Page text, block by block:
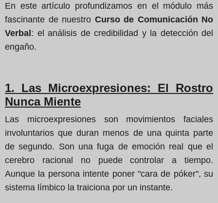
En este artículo profundizamos en el módulo más
fascinante de nuestro Curso de Comunicación No
Verbal: el análisis de credibilidad y la detección del
engaño.
1. Las Microexpresiones: El Rostro
Nunca Miente
Las microexpresiones son movimientos faciales
involuntarios que duran menos de una quinta parte
de segundo. Son una fuga de emoción real que el
cerebro racional no puede controlar a tiempo.
Aunque la persona intente poner "cara de póker", su
sistema límbico la traiciona por un instante.